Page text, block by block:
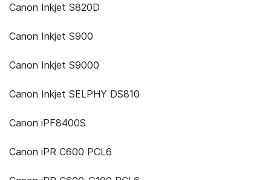
Canon Inkjet S820D
Canon Inkjet S900
Canon Inkjet S9000
Canon Inkjet SELPHY DS810
Canon iPF8400S
Canon iPR C600 PCL6